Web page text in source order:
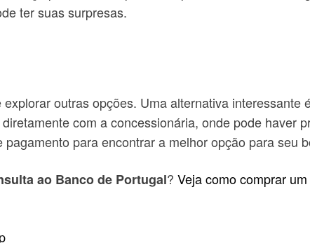
ter suas surpresas.
outras opções. Uma alternativa interessante
com a concessionária, onde pode haver
para encontrar a melhor opção para seu
ao Banco de Portugal? Veja como comprar